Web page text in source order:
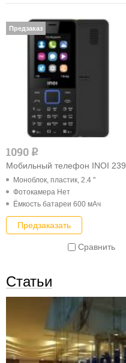
1090 q
Мобильный телефон INOI 239
Моноблок, пластик, 2.4 "
Фотокамера Нет
Ёмкость батареи 600 мАч
Предзаказать
Сравнить
Предзаказ
Статьи